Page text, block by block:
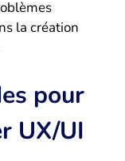
la création
pour
UX/UI